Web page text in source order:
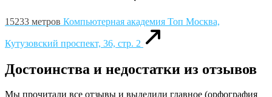
15233 метров Компьютерная академия Toп Москва,
Кутузовский проспект, 36, стр. 2
Достоинства и недостатки из отзывов
Мы прочитали все отзывы и выделили главное (орфография